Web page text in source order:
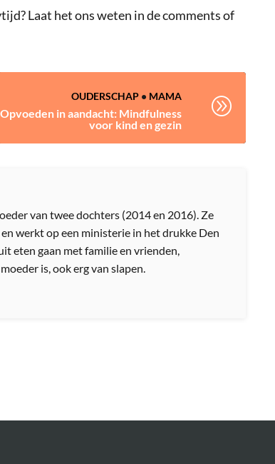
Laat het ons weten in de comments of
OUDERSCHAP• MAMA
Opvoeden in aandacht: Mindfulness
voor kind en gezin
A
van twee dochters (2014 en 2016). Ze
werkt op een ministerie in het drukke Den
eten gaan met familie en vrienden,
is, ook erg van slapen.